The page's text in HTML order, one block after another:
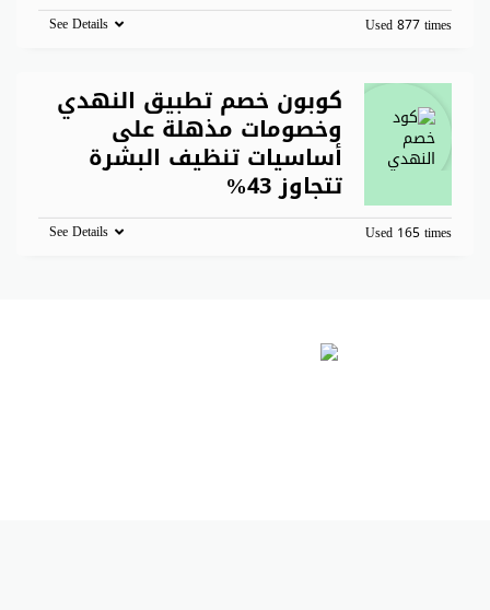
Used 877 times
See Details
كوبون خصم تطبيق النهدي
وخصومات مذهلة على
أساسيات تنظيف البشرة
تتجاوز 43%
Used 165 times
See Details